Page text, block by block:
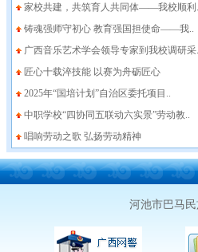
家校共建，共筑育人共同体——我校顺利
铸魂强师守初心 教育强国担使命——我..
广西音乐艺术学会领导专家到我校调研采
匠心十载淬技能 以赛为舟砺匠心
2025年“国培计划”自治区委托项目..
中职学校“四协同五联动六实景”劳动教..
唱响劳动之歌 弘扬劳动精神
河池市巴马